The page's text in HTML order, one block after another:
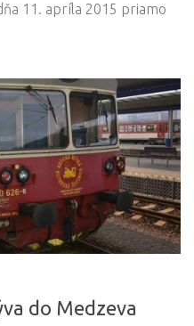
11. apríla 2015 priamo
do Medzeva